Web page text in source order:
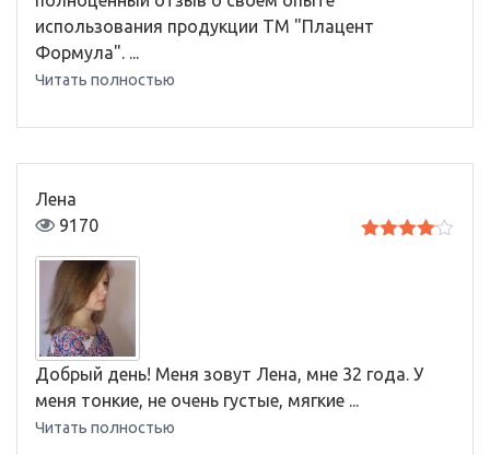
использования продукции ТМ "Плацент
Формула". ...
Читать полностью
Лена
9170
Добрый день! Меня зовут Лена, мне 32 года. У
меня тонкие, не очень густые, мягкие ...
Читать полностью